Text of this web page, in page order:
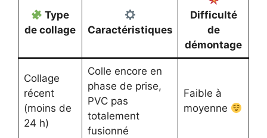
Type
de collage
Caractéristiques
Difficulté
de
démontage
Collage
récent
(moins de
24 h)
Colle encore en
phase de prise,
PVC pas
totalement
fusionné
Faible à
moyenne